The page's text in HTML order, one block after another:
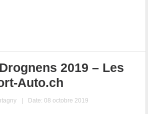
2019 – Les
Auto.ch
| Date: 08 octobre 2019